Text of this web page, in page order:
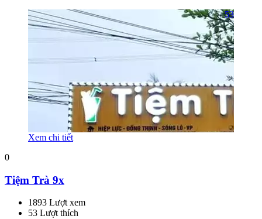
53
Xem chi tiết
0
Tiệm Trà 9x
1893 Lượt xem
53 Lượt thích